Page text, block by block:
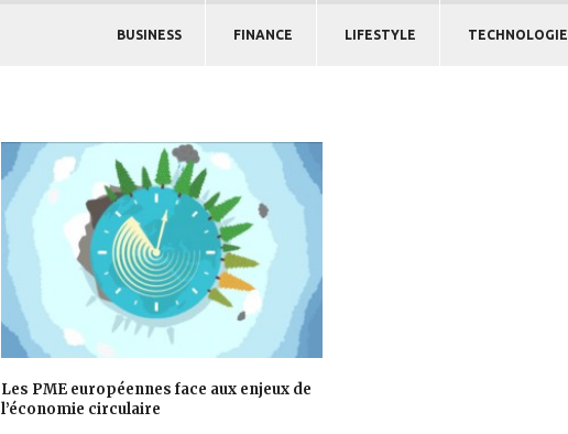
BUSINESS FINANCE LIFESTYLE TECHNOLOGIE
Les PME européennes face aux enjeux de
l’économie circulaire